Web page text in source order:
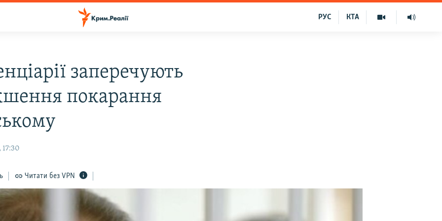
КТА
РУС
заперечують
покарання
17:30
Читати без VPN